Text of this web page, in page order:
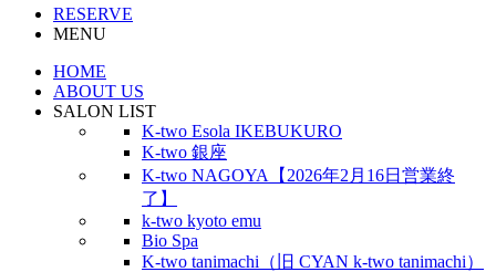
RESERVE
MENU
HOME
ABOUT US
SALON LIST
K-two Esola IKEBUKURO
K-two 銀座
K-two NAGOYA【2026年2月16日営業終
了】
k-two kyoto emu
Bio Spa
K-two tanimachi（旧 CYAN k-two tanimachi）